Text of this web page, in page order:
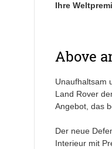
Ihre
Above
Unaufhaltsam
Land Rover
Angebot, das
Der neue
Interieur mit